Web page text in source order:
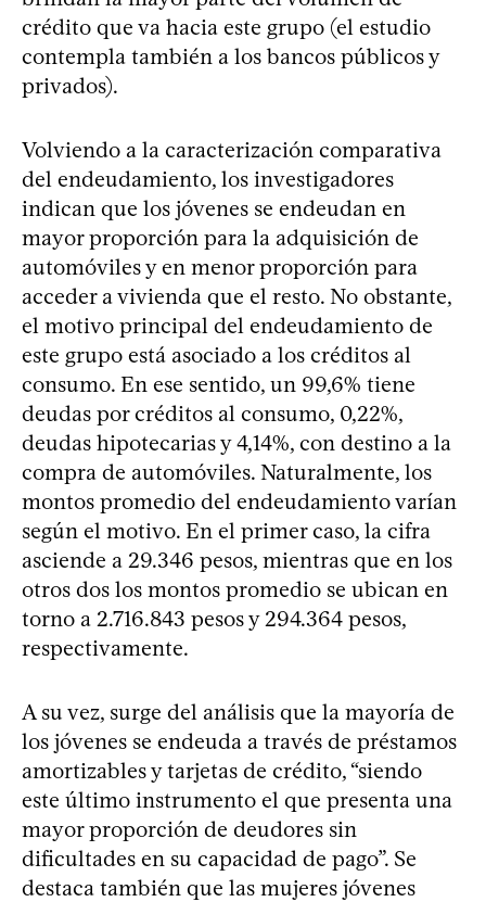
crédito que va hacia este grupo (el estudio
contempla también a los bancos públicos y
privados).
Volviendo a la caracterización comparativa
del endeudamiento, los investigadores
indican que los jóvenes se endeudan en
mayor proporción para la adquisición de
automóviles y en menor proporción para
acceder a vivienda que el resto. No obstante,
el motivo principal del endeudamiento de
este grupo está asociado a los créditos al
consumo. En ese sentido, un 99,6% tiene
deudas por créditos al consumo, 0,22%,
deudas hipotecarias y 4,14%, con destino a la
compra de automóviles. Naturalmente, los
montos promedio del endeudamiento varían
según el motivo. En el primer caso, la cifra
asciende a 29.346 pesos, mientras que en los
otros dos los montos promedio se ubican en
torno a 2.716.843 pesos y 294.364 pesos,
respectivamente.
A su vez, surge del análisis que la mayoría de
los jóvenes se endeuda a través de préstamos
amortizables y tarjetas de crédito, “siendo
este último instrumento el que presenta una
mayor proporción de deudores sin
dificultades en su capacidad de pago”. Se
destaca también que las mujeres jóvenes